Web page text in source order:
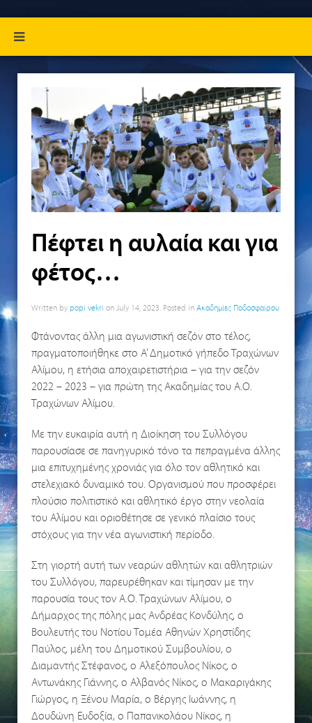
Πέφτει η αυλαία και για
φέτος…
Written by popi vekri on July 14, 2023. Posted in Ακαδημίες Ποδοσφαίρου
Φτάνοντας άλλη μια αγωνιστική σεζόν στο τέλος,
πραγματοποιήθηκε στο Α’ Δημοτικό γήπεδο Τραχώνων
Αλίμου, η ετήσια αποχαιρετιστήρια – για την σεζόν
2022 – 2023 – για πρώτη της Ακαδημίας του Α.Ο.
Τραχώνων Αλίμου.
Με την ευκαιρία αυτή η Διοίκηση του Συλλόγου
παρουσίασε σε πανηγυρικό τόνο τα πεπραγμένα άλλης
μια επιτυχημένης χρονιάς για όλο τον αθλητικό και
στελεχιακό δυναμικό του. Οργανισμού που προσφέρει
πλούσιο πολιτιστικό και αθλητικό έργο στην νεολαία
του Αλίμου και οριοθέτησε σε γενικό πλαίσιο τους
στόχους για την νέα αγωνιστική περίοδο.
Στη γιορτή αυτή των νεαρών αθλητών και αθλητριών
του Συλλόγου, παρευρέθηκαν και τίμησαν με την
παρουσία τους τον Α.Ο. Τραχώνων Αλίμου, ο
Δήμαρχος της πόλης μας Ανδρέας Κονδύλης, ο
Βουλευτής του Νοτίου Τομέα Αθηνών Χρηστίδης
Παύλος, μέλη του Δημοτικού Συμβουλίου, ο
Διαμαντής Στέφανος, ο Αλεξόπουλος Νίκος, ο
Αντωνάκης Γιάννης, ο Αλβανός Νίκος, ο Μακαριγάκης
Γιώργος, η Ξένου Μαρία, ο Βέργης Ιωάννης, η
Δουδώνη Ευδοξία, ο Παπανικολάου Νίκος, η